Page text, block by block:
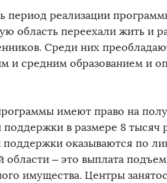
период реализации
область переехали жить и
Среди них
и средним образованием и
имеют право на
в размере 8 тысяч
оказываются по
области – это выплата
имущества. Центры